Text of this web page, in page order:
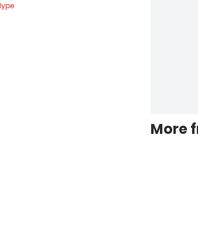
More